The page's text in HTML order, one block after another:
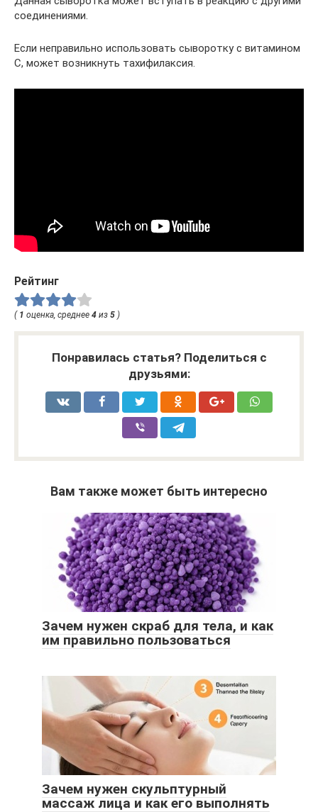
соединениями.
Если неправильно использовать сыворотку с витамином
С, может возникнуть тахифилаксия.
Рейтинг
( 1 оценка, среднее 4 из 5 )
Понравилась статья? Поделиться с
друзьями:
Вам также может быть интересно
Зачем нужен скраб для тела, и как
им правильно пользоваться
Зачем нужен скульптурный
массаж лица и как его выполнять